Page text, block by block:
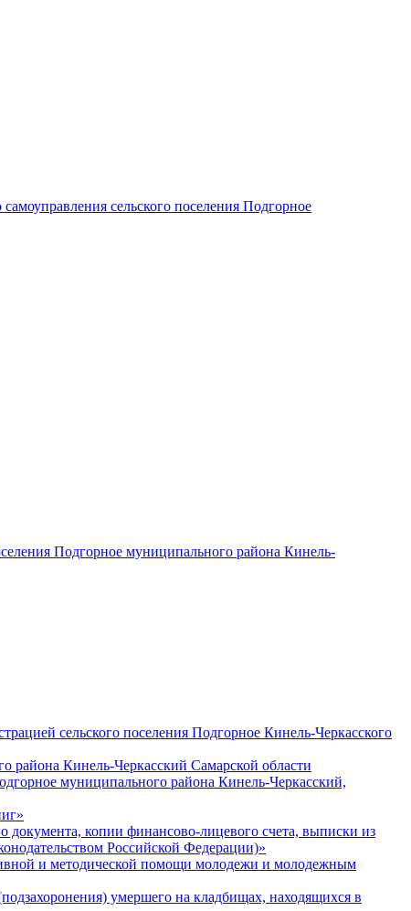
сельского поселения Подгорное
Подгорное муниципального района Кинель-
сельского поселения Подгорное Кинель-Черкасского
района Кинель-Черкасский Самарской области
муниципального района Кинель-Черкасский,
копии финансово-лицевого счета, выписки из
Российской Федерации)»
и методической помощи молодежи и молодежным
умершего на кладбищах, находящихся в